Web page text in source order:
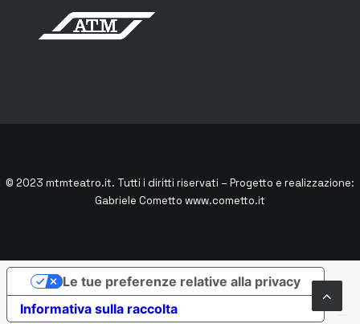
© 2023 mtmteatro.it. Tutti i diritti riservati – Progetto e realizzazione:
Gabriele Cometto www.cometto.it
Informativa sulla raccolta
Le tue preferenze relative alla privacy